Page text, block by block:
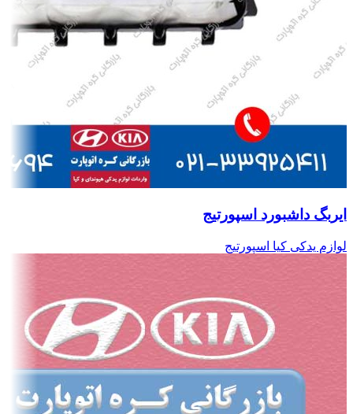
ایربگ داشبورد اسپورتیج
لوازم یدکی کیا اسپورتیج